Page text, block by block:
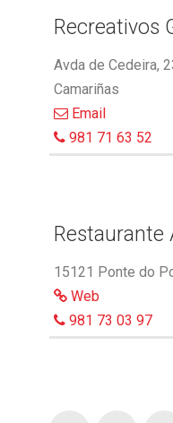
Recreativos
Avda de Cedeira,
Camariñas
Email
981 71 63 52
Restaurante
15121 Ponte do
Web
981 73 03 97